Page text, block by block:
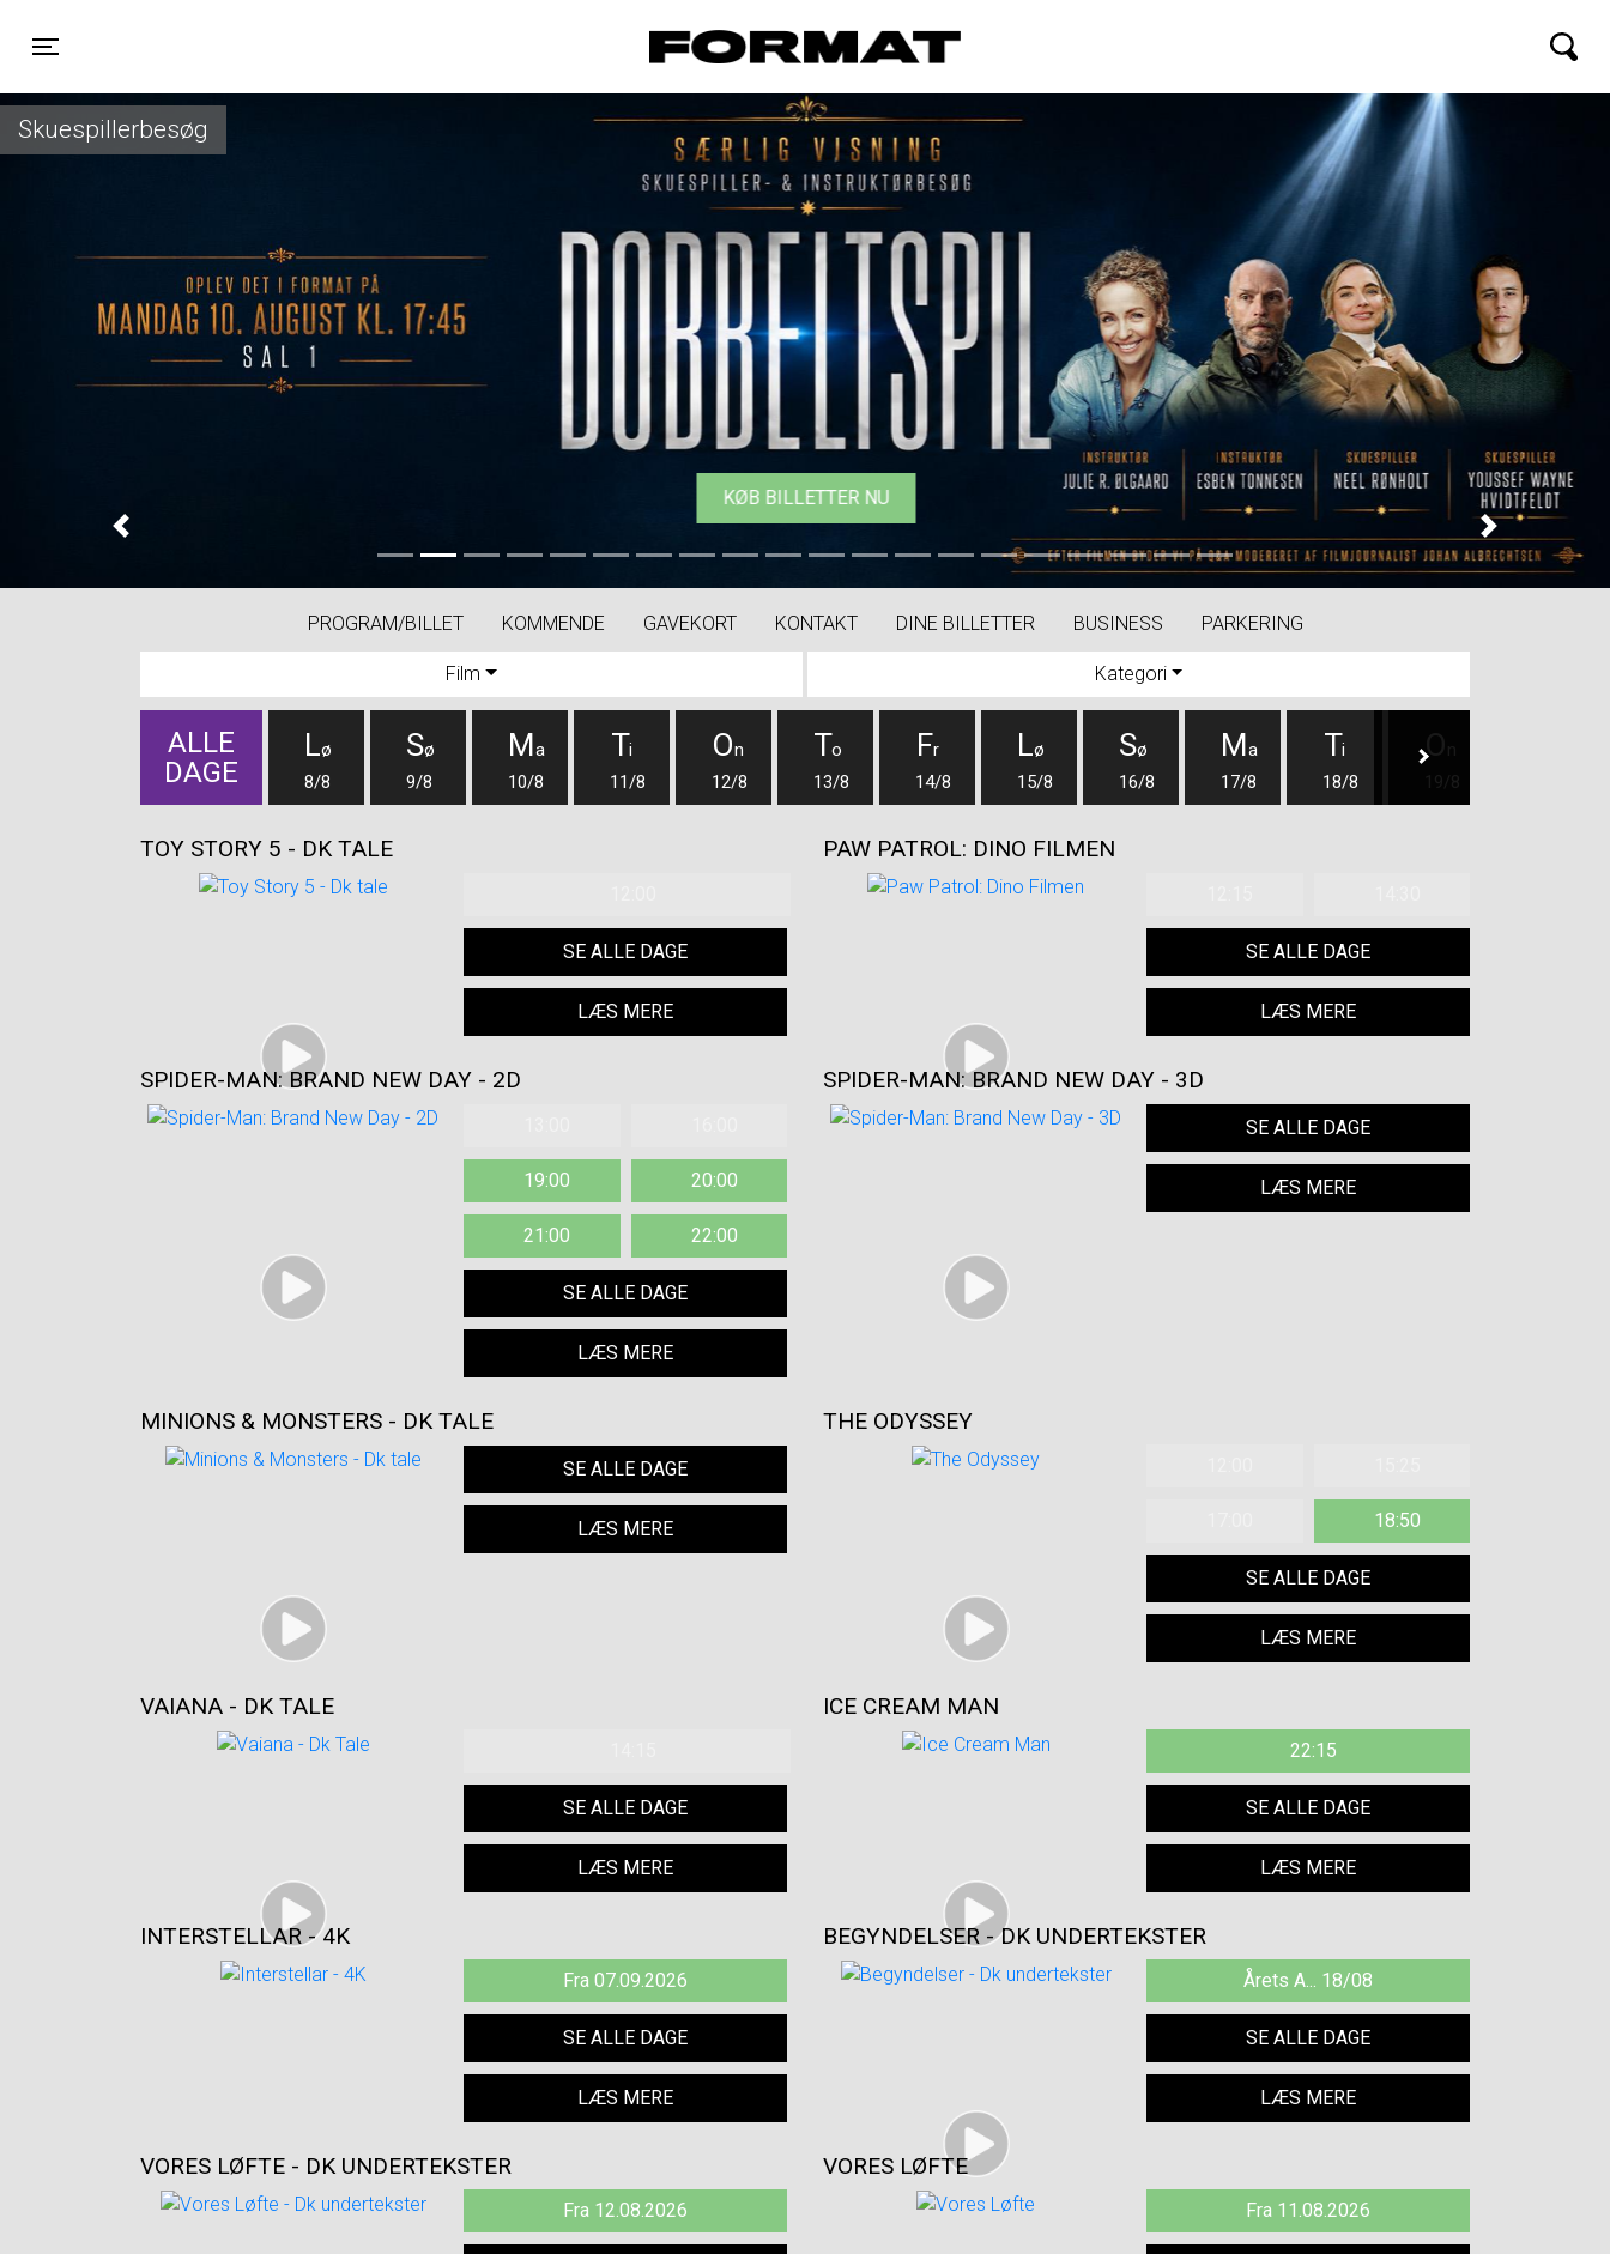
FORMAT Biograf
Skuespillerbesøg
KØB BILLETTER NU
Previous
Next
PROGRAM/BILLET KOMMENDE GAVEKORT KONTAKT DINE BILLETTER BUSINESS PARKERING
Film Kategori
ALLE
DAGE
Lø
8/8
Sø
9/8
Ma
10/8
Ti
11/8
O
n
12/8
To
13/8
F
r
14/8
Lø
15/8
Sø
16/8
Ma
17/8
Ti
18/8
O
TOY STORY 5 - DK TALE
SE ALLE DAGE
LÆS MERE
PAW PATROL: DINO FILMEN
SE ALLE DAGE
LÆS MERE
SPIDER-MAN: BRAND NEW DAY - 2D
19:00 20:00
21:00 22:00
SE ALLE DAGE
LÆS MERE
SPIDER-MAN: BRAND NEW DAY - 3D
SE ALLE DAGE
LÆS MERE
MINIONS & MONSTERS - DK TALE
SE ALLE DAGE
LÆS MERE
THE ODYSSEY
18:50
SE ALLE DAGE
LÆS MERE
VAIANA - DK TALE
SE ALLE DAGE
LÆS MERE
ICE CREAM MAN
22:15
SE ALLE DAGE
LÆS MERE
INTERSTELLAR - 4K
Fra 07.09.2026
SE ALLE DAGE
LÆS MERE
BEGYNDELSER - DK UNDERTEKSTER
Årets A... 18/08
SE ALLE DAGE
LÆS MERE
VORES LØFTE - DK UNDERTEKSTER
Fra 12.08.2026
VORES LØFTE
Fra 11.08.2026